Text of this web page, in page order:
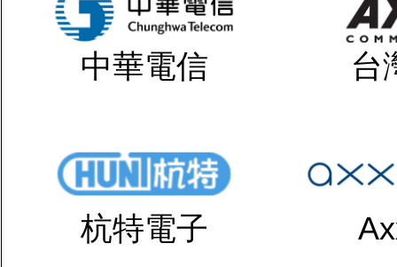
中華電信 台
杭特電子